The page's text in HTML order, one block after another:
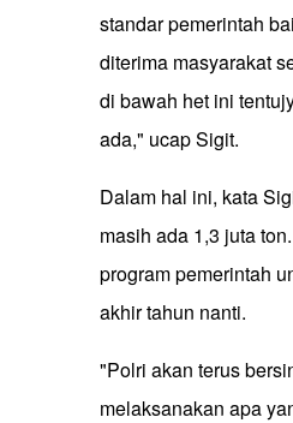
standar pemerintah
diterima masyarakat
di bawah het ini
ada," ucap Sigit.
Dalam hal ini, kata
masih ada 1,3 juta
program pemerintah
akhir tahun nanti.
"Polri akan terus
melaksanakan apa